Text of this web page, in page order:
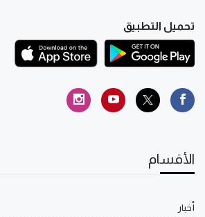
تحميل التطبيق
الأقسام
أخبار